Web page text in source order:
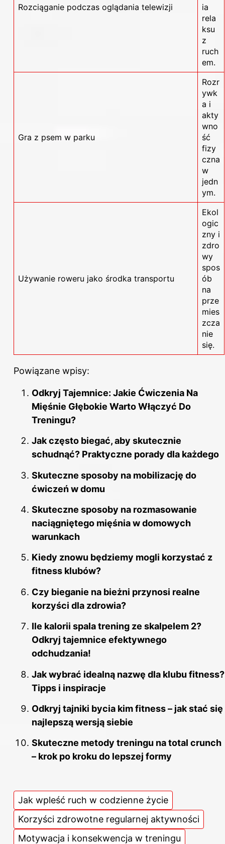
Rozciąganie podczas oglądania telewizji
ia
rela
ksu
z
ruch
em.
Gra z psem w parku
Rozr
ywk
a i
akty
wno
ść
fizy
czna
w
jedn
ym.
Używanie roweru jako środka transportu
Ekol
ogic
zny i
zdro
wy
spos
ób
na
prze
mies
zcza
nie
się.
Powiązane wpisy:
Odkryj Tajemnice: Jakie Ćwiczenia Na
Mięśnie Głębokie Warto Włączyć Do
Treningu?
Jak często biegać, aby skutecznie
schudnąć? Praktyczne porady dla każdego
Skuteczne sposoby na mobilizację do
ćwiczeń w domu
Skuteczne sposoby na rozmasowanie
naciągniętego mięśnia w domowych
warunkach
Kiedy znowu będziemy mogli korzystać z
fitness klubów?
Czy bieganie na bieżni przynosi realne
korzyści dla zdrowia?
Ile kalorii spala trening ze skalpelem 2?
Odkryj tajemnice efektywnego
odchudzania!
Jak wybrać idealną nazwę dla klubu fitness?
Tipps i inspiracje
Odkryj tajniki bycia kim fitness – jak stać się
najlepszą wersją siebie
Skuteczne metody treningu na total crunch
– krok po kroku do lepszej formy
Jak wpleść ruch w codzienne życie
Korzyści zdrowotne regularnej aktywności
Motywacja i konsekwencja w treningu